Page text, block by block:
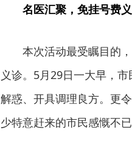
名医汇聚，免挂号费
本次活动最受瞩目的
义诊。5月29日一大早，
解惑、开具调理良方。更
少特意赶来的市民感慨不